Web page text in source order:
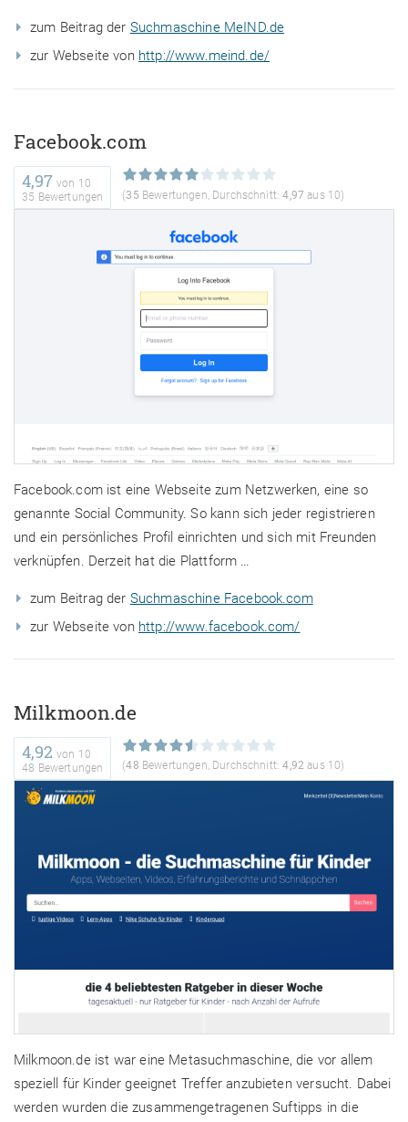
zum Beitrag der Suchmaschine MeIND.de
zur Webseite von http://www.meind.de/
Facebook.com
4,97 von 10
35 Bewertungen
(35 Bewertungen, Durchschnitt:4,97 aus 10)
Facebook.com ist eine Webseite zum Netzwerken, eine so
genannte Social Community. So kann sich jeder registrieren
und ein persönliches Profil einrichten und sich mit Freunden
verknüpfen. Derzeit hat die Plattform …
zum Beitrag der Suchmaschine Facebook.com
zur Webseite von http://www.facebook.com/
Milkmoon.de
4,92 von 10
48 Bewertungen
(48 Bewertungen, Durchschnitt:4,92aus 10)
Milkmoon.de ist war eine Metasuchmaschine, die vor allem
speziell für Kinder geeignet Treffer anzubieten versucht. Dabei
werden wurden die zusammengetragenen Suftipps in die